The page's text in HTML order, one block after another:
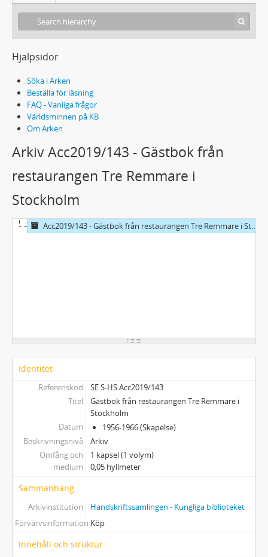
Hjälpsidor
Söka i Arken
Beställa för läsning
FAQ - Vanliga frågor
Världsminnen på KB
Om Arken
Arkiv Acc2019/143 - Gästbok från
restaurangen Tre Remmare i
Stockholm
Acc2019/143 - Gästbok från restaurangen Tre Remmare i Stockholm
Identitet
Referenskod
SE S-HS Acc2019/143
Titel
Gästbok från restaurangen Tre Remmare i
Stockholm
Datum
1956-1966 (Skapelse)
Beskrivningsnivå
Arkiv
Omfång och
medium
1 kapsel (1 volym)
0,05 hyllmeter
Sammanhang
Arkivinstitution
Handskriftssamlingen - Kungliga biblioteket
Förvärvsinformation Köp
Innehåll och struktur